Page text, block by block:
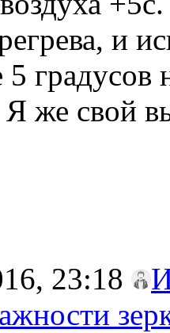
и
градусов
же свой
23:18